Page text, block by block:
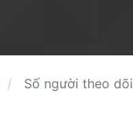
Số người theo dõi